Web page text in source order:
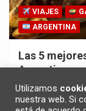
VIAJES
ARGENTINA
Las 5
Argentina
30/10/2025
Utilizamos
nuestra web. Si